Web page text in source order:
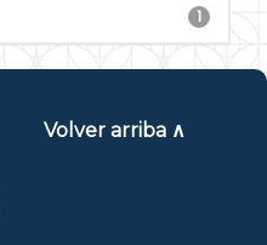
1
Volver arriba ∧